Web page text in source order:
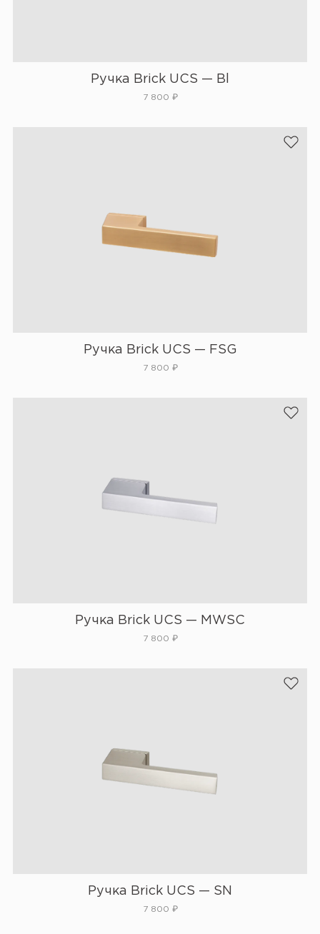
Ручка Brick UCS — Bl
7 800 ₽
Ручка Brick UCS — FSG
7 800 ₽
Ручка Brick UCS — MWSC
7 800 ₽
Ручка Brick UCS — SN
7 800 ₽